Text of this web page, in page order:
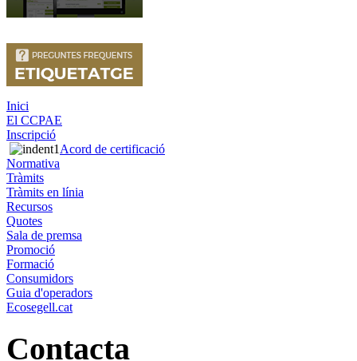
Inici
El CCPAE
Inscripció
Acord de certificació
Normativa
Tràmits
Tràmits en línia
Recursos
Quotes
Sala de premsa
Promoció
Formació
Consumidors
Guia d'operadors
Ecosegell.cat
Contacta